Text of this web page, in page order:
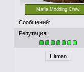
Mafia Modding Crew
Сообщений:
Репутация:
Hitman